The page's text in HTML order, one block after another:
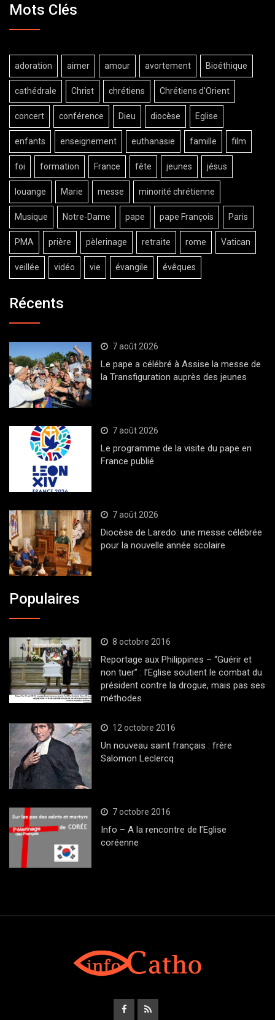
Mots Clés
adoration aimer amour avortement Bioéthique
cathédrale Christ chrétiens Chrétiens d'Orient
concert conférence Dieu diocèse Eglise
enfants enseignement euthanasie famille film
foi formation France fête jeunes jésus
louange Marie messe minorité chrétienne
Musique Notre-Dame pape pape François Paris
PMA prière pèlerinage retraite rome Vatican
veillée vidéo vie évangile évêques
Récents
7 août 2026
Le pape a célébré à Assise la messe de
la Transfiguration auprès des jeunes
7 août 2026
Le programme de la visite du pape en
France publié
7 août 2026
Diocèse de Laredo: une messe célébrée
pour la nouvelle année scolaire
Populaires
8 octobre 2016
Reportage aux Philippines – “Guérir et
non tuer” : l’Eglise soutient le combat du
président contre la drogue, mais pas ses
méthodes
12 octobre 2016
Un nouveau saint français : frère
Salomon Leclercq
7 octobre 2016
Info – A la rencontre de l’Eglise
coréenne